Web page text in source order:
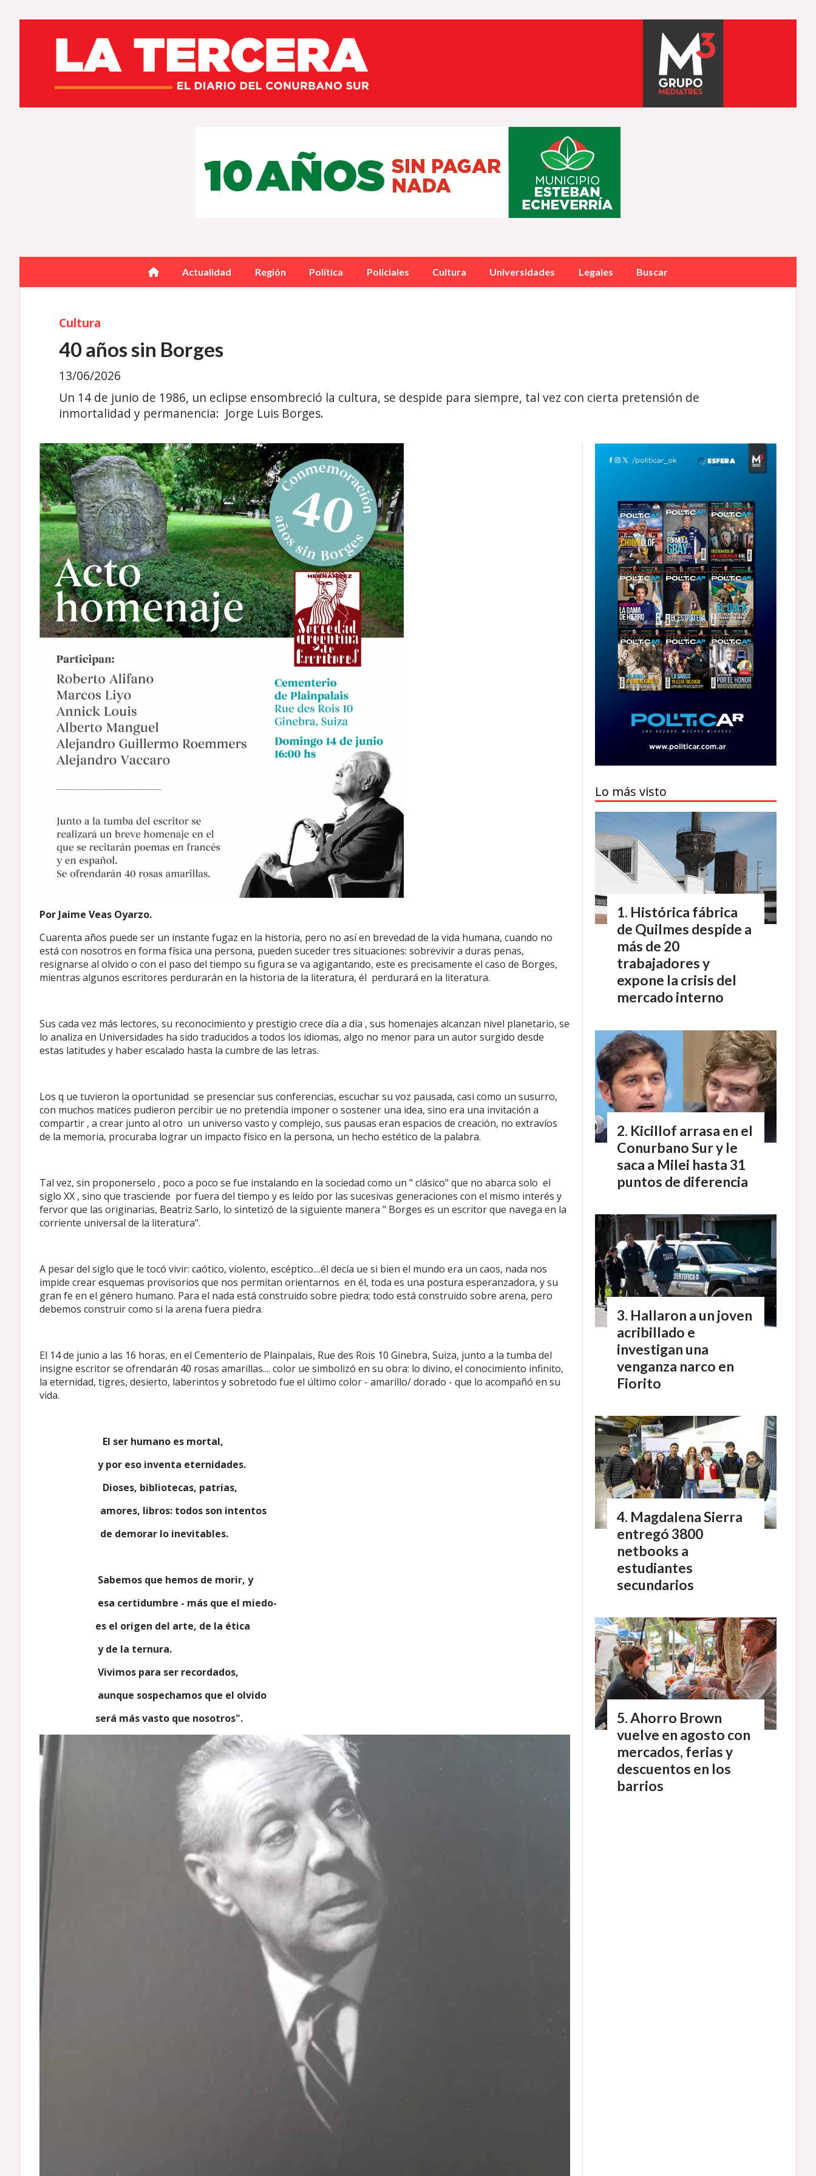
Actualidad Región Política Policiales Cultura Universidades Legales Buscar
40 años sin Borges
Un 14 de junio de 1986, un eclipse ensombreció la cultura, se despide para siempre, tal vez con cierta pretensión de
inmortalidad y permanencia: Jorge Luis Borges.
Cultura
13/06/2026
Por Jaime Veas Oyarzo.
Cuarenta años puede ser un instante fugaz en la historia, pero no así en brevedad de la vida humana, cuando no
está con nosotros en forma física una persona, pueden suceder tres situaciones: sobrevivir a duras penas,
resignarse al olvido o con el paso del tiempo su figura se va agigantando, este es precisamente el caso de Borges,
mientras algunos escritores perdurarán en la historia de la literatura, él perdurará en la literatura.
Sus cada vez más lectores, su reconocimiento y prestigio crece día a día , sus homenajes alcanzan nivel planetario, se
lo analiza en Universidades ha sido traducidos a todos los idiomas, algo no menor para un autor surgido desde
estas latitudes y haber escalado hasta la cumbre de las letras.
Los q ue tuvieron la oportunidad se presenciar sus conferencias, escuchar su voz pausada, casi como un susurro,
con muchos matices pudieron percibir ue no pretendía imponer o sostener una idea, sino era una invitación a
compartir , a crear junto al otro un universo vasto y complejo, sus pausas eran espacios de creación, no extravíos
de la memoria, procuraba lograr un impacto físico en la persona, un hecho estético de la palabra.
Tal vez, sin proponerselo , poco a poco se fue instalando en la sociedad como un " clásico" que no abarca solo el
siglo XX , sino que trasciende por fuera del tiempo y es leído por las sucesivas generaciones con el mismo interés y
fervor que las originarias, Beatriz Sarlo, lo sintetizó de la siguiente manera " Borges es un escritor que navega en la
corriente universal de la literatura".
A pesar del siglo que le tocó vivir: caótico, violento, escéptico....él decía ue si bien el mundo era un caos, nada nos
impide crear esquemas provisorios que nos permitan orientarnos en él, toda es una postura esperanzadora, y su
gran fe en el género humano. Para el nada está construido sobre piedra; todo está construido sobre arena, pero
debemos construir como si la arena fuera piedra.
El 14 de junio a las 16 horas, en el Cementerio de Plainpalais, Rue des Rois 10 Ginebra, Suiza, junto a la tumba del
insigne escritor se ofrendarán 40 rosas amarillas.... color ue simbolizó en su obra: lo divino, el conocimiento infinito,
la eternidad, tigres, desierto, laberintos y sobretodo fue el último color - amarillo/ dorado - que lo acompañó en su
vida.
El ser humano es mortal,
y por eso inventa eternidades.
Dioses, bibliotecas, patrias,
amores, libros: todos son intentos
de demorar lo inevitables.
Sabemos que hemos de morir, y
esa certidumbre - más que el miedo-
es el origen del arte, de la ética
y de la ternura.
Vivimos para ser recordados,
aunque sospechamos que el olvido
será más vasto que nosotros".
Lo más visto
Histórica fábrica
de Quilmes despide a
más de 20
trabajadores y
expone la crisis del
mercado interno
Kicillof arrasa en el
Conurbano Sur y le
saca a Milei hasta 31
puntos de diferencia
Hallaron a un joven
acribillado e
investigan una
venganza narco en
Fiorito
Magdalena Sierra
entregó 3800
netbooks a
estudiantes
secundarios
Ahorro Brown
vuelve en agosto con
mercados, ferias y
descuentos en los
barrios